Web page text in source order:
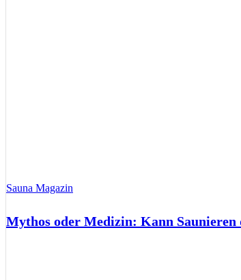
Sauna Magazin
Mythos oder Medizin: Kann Saunieren